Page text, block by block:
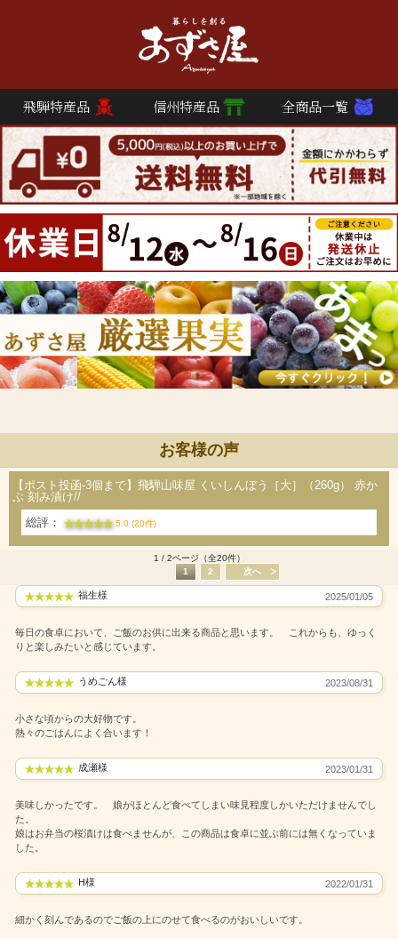
飛騨特産品 信州特産品 全商品一覧
お客様の声
【ポスト投函-3個まで】飛騨山味屋 くいしんぼう［大］（260g） 赤か
ぶ 刻み漬け//
総評：
5.0 (20件)
1 / 2ページ（全20件）
1
2 次へ
福生様 2025/01/05
毎日の食卓において、ご飯のお供に出来る商品と思います。 これからも、ゆっく
りと楽しみたいと感じています。
うめごん様 2023/08/31
小さな頃からの大好物です。
熱々のごはんによく合います！
成瀬様 2023/01/31
美味しかったです。 娘がほとんど食べてしまい味見程度しかいただけませんでし
た。
娘はお弁当の桜漬けは食べませんが、この商品は食卓に並ぶ前には無くなっていま
した。
H様 2022/01/31
細かく刻んであるのでご飯の上にのせて食べるのがおいしいです。